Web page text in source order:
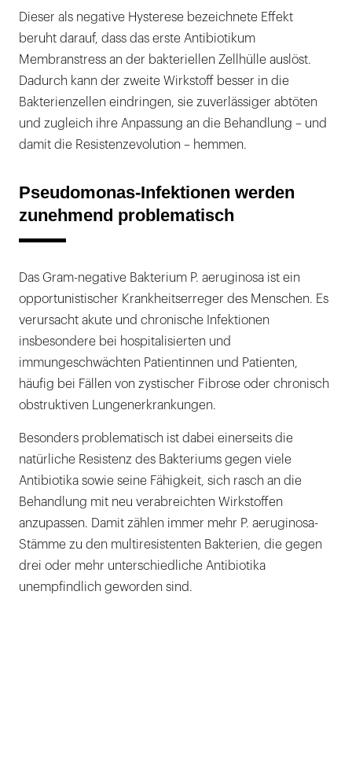
Dieser als negative Hysterese bezeichnete Effekt
beruht darauf, dass das erste Antibiotikum
Membranstress an der bakteriellen Zellhülle auslöst.
Dadurch kann der zweite Wirkstoff besser in die
Bakterienzellen eindringen, sie zuverlässiger abtöten
und zugleich ihre Anpassung an die Behandlung – und
damit die Resistenzevolution – hemmen.
Pseudomonas-Infektionen werden
zunehmend problematisch
Das Gram-negative Bakterium P. aeruginosa ist ein
opportunistischer Krankheitserreger des Menschen. Es
verursacht akute und chronische Infektionen
insbesondere bei hospitalisierten und
immungeschwächten Patientinnen und Patienten,
häufig bei Fällen von zystischer Fibrose oder chronisch
obstruktiven Lungenerkrankungen.
Besonders problematisch ist dabei einerseits die
natürliche Resistenz des Bakteriums gegen viele
Antibiotika sowie seine Fähigkeit, sich rasch an die
Behandlung mit neu verabreichten Wirkstoffen
anzupassen. Damit zählen immer mehr P. aeruginosa-
Stämme zu den multiresistenten Bakterien, die gegen
drei oder mehr unterschiedliche Antibiotika
unempfindlich geworden sind.